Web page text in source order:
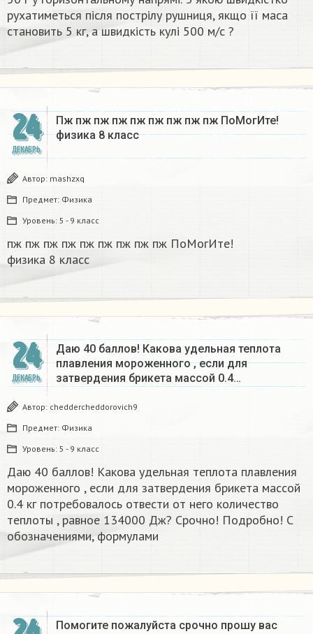
рухатиметься після пострілу рушниця, якщо її маса
становить 5 кг, а швидкість кулі 500 м/с ?​
24
ДЕКАБРЬ
Пж пж пж пж пж пж пж пж пж ПоМогИте!
физика 8 класс​
Автор: mashzxq
Предмет: Физика
Уровень: 5 - 9 класс
пж пж пж пж пж пж пж пж пж ПоМогИте!
физика 8 класс​
24
ДЕКАБРЬ
Даю 40 баллов! Какова удельная теплота
плавления мороженного , если для
затвердения брикета массой 0.4…
Автор: cheddercheddorovich9
Предмет: Физика
Уровень: 5 - 9 класс
Даю 40 баллов! Какова удельная теплота плавления
мороженного , если для затвердения брикета массой
0.4 кг потребовалось отвести от него количество
теплоты , равное 134000 Дж? Срочно! Подробно! С
обозначениями, формулами
Помогите пожалуйста срочно прошу вас